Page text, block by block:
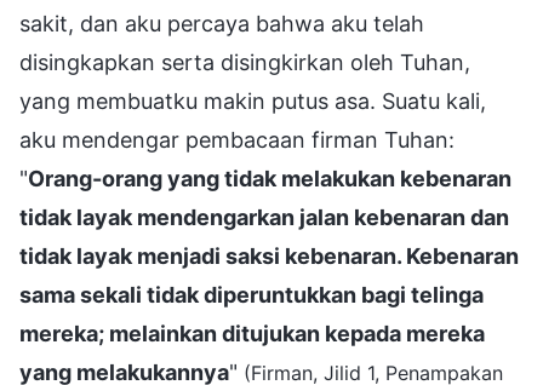
sakit, dan aku percaya bahwa aku telah
disingkapkan serta disingkirkan oleh Tuhan,
yang membuatku makin putus asa. Suatu kali,
aku mendengar pembacaan firman Tuhan:
"Orang-orang yang tidak melakukan kebenaran
tidak layak mendengarkan jalan kebenaran dan
tidak layak menjadi saksi kebenaran. Kebenaran
sama sekali tidak diperuntukkan bagi telinga
mereka; melainkan ditujukan kepada mereka
yang melakukannya" (Firman, Jilid 1, Penampakan